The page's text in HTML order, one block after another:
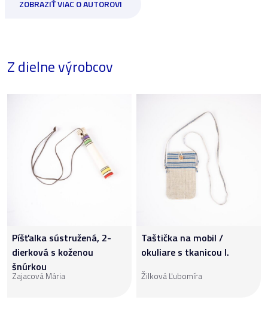
ZOBRAZIŤ VIAC O AUTOROVI
Z dielne výrobcov
Píšťalka sústružená, 2-
dierková s koženou
šnúrkou
Zajacová Mária
Taštička na mobil /
okuliare s tkanicou I.
Žilková Ľubomíra